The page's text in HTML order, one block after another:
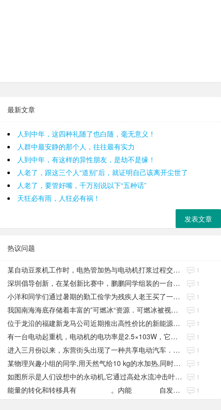
最新文章
人到中年，这四种礼随了也白随，毫无意义！
人群中最安静的那个人，往往最有实力
人到中年，有这样的异性朋友，是劫不是缘！
人老了，跟这三个人“道别”后，就证明自己该离开尘世了
人老了，要管好嘴，千万别说以下“五种话”
天狂必有雨，人狂必有祸！
发表文章
热议问题
某自动豆浆机工作时，电热管加热与电动机打浆过程交替进行 1
深圳倡导创新，在某创新比赛中，鹏鹏同学组装的一台环保电动力车 1
小洋和同学们通过暑期的勤工俭学为残疾人老王买了一辆电动轮椅 1
我国南海海底存储着丰富的”可燃冰“资源．可燃冰被视为21世纪新型绿色能源 1
位于龙沿的福建新龙马公司近期推出高性价比的新能源纯电动车 1
有一台电动起重机，电动机的电功率是2.5×103W，它在30秒内将质量 1
进入三月份以来，东营街头出现了一种共享电动汽车．下表是这种汽车的主要参数 1
某物理兴趣小组的同学,用天然气给10 kg的水加热,同时绘制了如图所示的加热过 1
如图所示是人们设想中的永动机,它通过高处水流冲击叶片,使叶片转动来带动抽水机从低 1
能量的转化和转移具有 。内能 自发地从低温物体传给高温物体;汽车 1